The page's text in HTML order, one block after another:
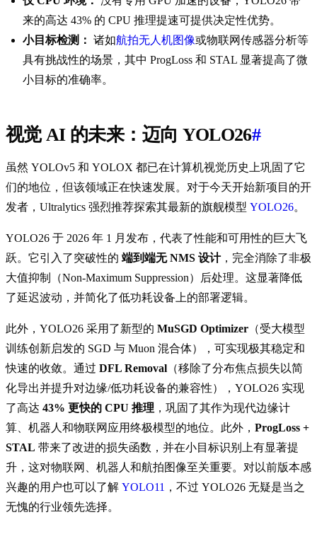
来的高达 43% 的 CPU 推理提速可提供决定性优势。
小目标检测： 诸如航拍无人机图像或物联网传感器分析等
具有挑战性的场景，其中 ProgLoss 和 STAL 显著提高了微
小目标的准确率。
视觉 AI 的未来：迈向 YOLO26#
虽然 YOLOv5 和 YOLOX 都已在计算机视觉历史上巩固了它
们的地位，但该领域正在快速发展。对于今天开始新项目的开
发者，Ultralytics 强烈推荐探索其最新的旗舰模型 YOLO26。
YOLO26 于 2026 年 1 月发布，代表了性能和可用性的巨大飞
跃。它引入了突破性的 端到端无 NMS 设计，完全消除了非极
大值抑制（Non-Maximum Suppression）后处理。这显著降低
了延迟波动，并简化了低功耗设备上的部署逻辑。
此外，YOLO26 采用了新型的 MuSGD Optimizer （受大模型
训练创新启发的 SGD 与 Muon 混合体），可实现极其稳定和
快速的收敛。通过 DFL Removal （移除了分布焦点损失以简
化导出并提升对边缘/低功耗设备的兼容性），YOLO26 实现
了高达 43% 更快的 CPU 推理 ，巩固了其作为现代边缘计
算、机器人和物联网应用终极模型的地位。此外， ProgLoss +
STAL 带来了改进的损失函数，并在小目标识别上有显著提
升，这对物联网、机器人和航拍图像至关重要。对以前版本感
兴趣的用户也可以了解 YOLO11 ，不过 YOLO26 无疑是当之
无愧的行业领先选择。